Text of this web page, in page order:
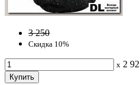
3 250
Скидка 10%
x 2